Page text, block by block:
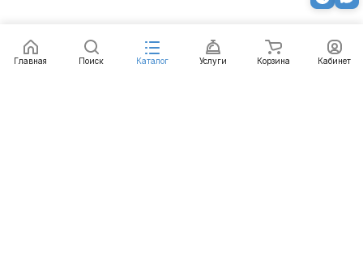
Главная Поиск Каталог Услуги Корзина Кабинет